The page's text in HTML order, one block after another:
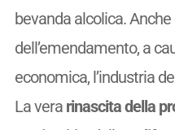
bevanda alcolica.
dell’emendamento, a
economica, l’industria
La vera rinascita della